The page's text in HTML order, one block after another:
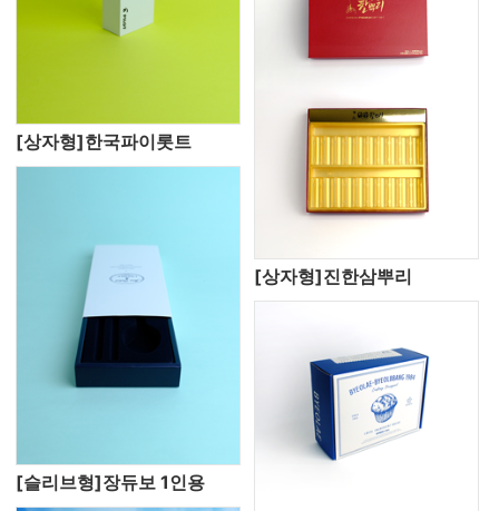
[상자형]한국파이롯트
[슬리브형]장듀보 1인용
[상자형]진한삼뿌리